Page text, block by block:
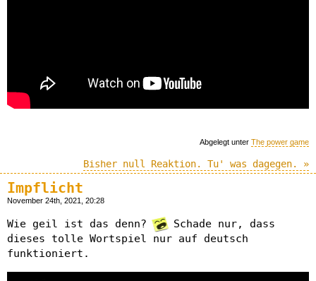
Abgelegt unter The power game
Bisher null Reaktion. Tu' was dagegen. »
Impflicht
November 24th, 2021, 20:28
Wie geil ist das denn?
Schade nur, dass
dieses tolle Wortspiel nur auf deutsch
funktioniert.